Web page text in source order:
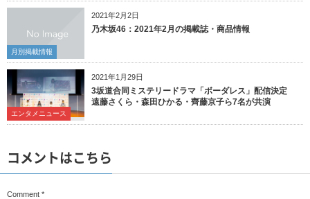
2021年2月2日
月別掲載情報
乃木坂46：2021年2月の掲載誌・商品情報
2021年1月29日
エンタメニュース
3坂道合同ミステリードラマ「ボーダレス」配信決定
遠藤さくら・森田ひかる・齊藤京子ら7名が共演
コメントはこちら
Comment *